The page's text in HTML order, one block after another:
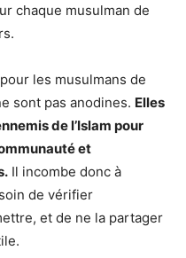
chaque musulman de
les musulmans de
sont pas anodines. Elles
de l’Islam pour
et
Il incombe donc à
de vérifier
et de ne la partager